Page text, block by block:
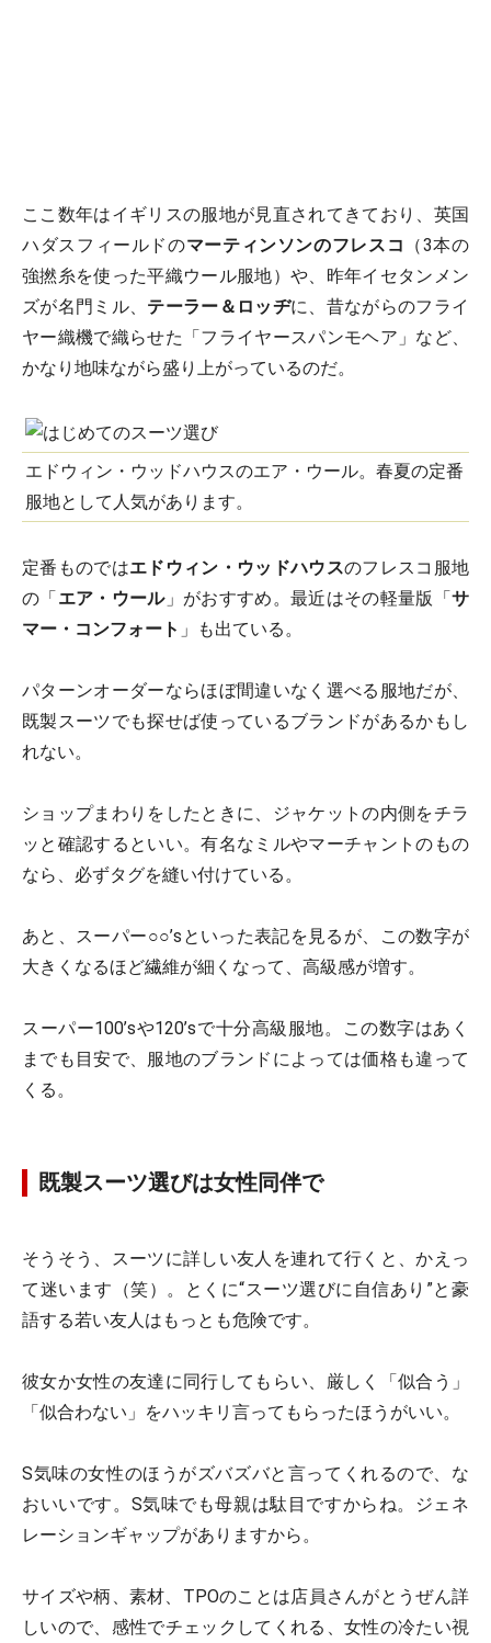
ここ数年はイギリスの服地が見直されてきており、英国
ハダスフィールドのマーティンソンのフレスコ
（3本の
強撚糸を使った平織ウール服地）や、昨年イセタンメン
ズが名門ミル、 テーラー＆ロッヂに、昔ながらのフライ
ヤー織機で織らせた「フライヤースパンモヘア」など、
かなり地味ながら盛り上がっているのだ。
エドウィン・ウッドハウスのエア・ウール。春夏の定番
服地として人気があります。
定番ものではエドウィン・ウッドハウスのフレスコ服地
の「エア・ウール」がおすすめ。最近はその軽量版「サ
マー・コンフォート 」も出ている。
パターンオーダーならほぼ間違いなく選べる服地だが、
既製スーツでも探せば使っているブランドがあるかもし
れない。
ショップまわりをしたときに、ジャケットの内側をチラ
ッと確認するといい。有名なミルやマーチャントのもの
なら、必ずタグを縫い付けている。
あと、スーパー○○’sといった表記を見るが、この数字が
大きくなるほど繊維が細くなって、高級感が増す。
スーパー100’sや120’sで十分高級服地。この数字はあく
までも目安で、服地のブランドによっては価格も違って
くる。
既製スーツ選びは女性同伴で
そうそう、スーツに詳しい友人を連れて行くと、かえっ
て迷います（笑）。とくに“スーツ選びに自信あり”と豪
語する若い友人はもっとも危険です。
彼女か女性の友達に同行してもらい、厳しく「似合う」
「似合わない」をハッキリ言ってもらったほうがいい。
S気味の女性のほうがズバズバと言ってくれるので、な
おいいです。S気味でも母親は駄目ですからね。ジェネ
レーションギャップがありますから。
サイズや柄、素材、TPOのことは店員さんがとうぜん詳
しいので、感性でチェックしてくれる、女性の冷たい視